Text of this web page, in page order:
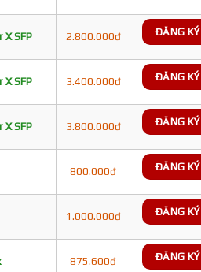
SFP 2.800.000đ ĐĂNG KÝ
SFP 3.400.000đ ĐĂNG KÝ
SFP 3.800.000đ ĐĂNG KÝ
800.000đ ĐĂNG KÝ
1.000.000đ ĐĂNG KÝ
875.600đ ĐĂNG KÝ